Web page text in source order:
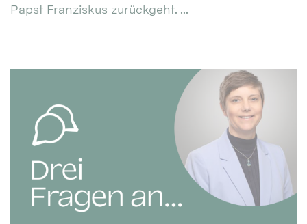
Papst Franziskus zurückgeht. ...